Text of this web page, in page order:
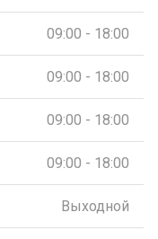
09:00 - 18:00
09:00 - 18:00
09:00 - 18:00
09:00 - 18:00
Выходной